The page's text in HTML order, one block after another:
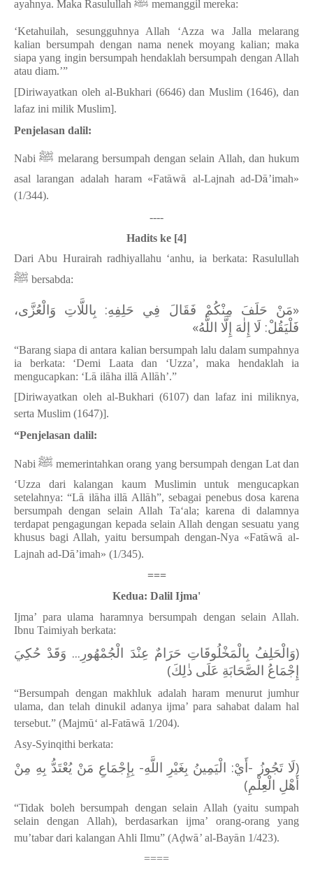
ayahnya. Maka Rasulullah memanggil mereka:
‘Ketahuilah, sesungguhnya Allah ‘Azza wa Jalla melarang
kalian bersumpah dengan nama nenek moyang kalian; maka
siapa yang ingin bersumpah hendaklah bersumpah dengan Allah
atau diam.’”
[Diriwayatkan oleh al-Bukhari (6646) dan Muslim (1646), dan
lafaz ini milik Muslim].
Penjelasan dalil:
Nabiﷺ melarang bersumpah dengan selain Allah, dan hukum
asal larangan adalah haram «Fatāwā al-Lajnah ad-Dā’imah»
(1/344).
----
Hadits ke [4]
Dari Abu Hurairah radhiyallahu ‘anhu, ia berkata: Rasulullah
ﷺ bersabda:
«مَنْ حَلَفَ مِنْكُمْ فَقَالَ فِي حَلِفِهِ: بِاللَّاتِ وَالْعُزَّى،
فَلْيَقُلْ: لَا إِلٰهَ إِلَّا اللَّهُ»
“Barang siapa di antara kalian bersumpah lalu dalam sumpahnya
ia berkata: ‘Demi Laata dan ‘Uzza’, maka hendaklah ia
mengucapkan: ‘Lā ilāha illā Allāh’.”
[Diriwayatkan oleh al-Bukhari (6107) dan lafaz ini miliknya,
serta Muslim (1647)].
“Penjelasan dalil:
Nabiﷺ memerintahkan orang yang bersumpah dengan Lat dan
‘Uzza dari kalangan kaum Muslimin untuk mengucapkan
setelahnya: “Lā ilāha illā Allāh”, sebagai penebus dosa karena
bersumpah dengan selain Allah Ta‘ala; karena di dalamnya
terdapat pengagungan kepada selain Allah dengan sesuatu yang
khusus bagi Allah, yaitu bersumpah dengan-Nya «Fatāwā al-
Lajnah ad-Dā’imah» (1/345).
===
Kedua: Dalil Ijma'
Ijma’ para ulama haramnya bersumpah dengan selain Allah.
Ibnu Taimiyah berkata:
(وَالْحَلِفُ بِالْمَخْلُوقَاتِ حَرَامٌ عِنْدَ الْجُمْهُورِ... وَقَدْ حُكِيَ
إِجْمَاعُ الصَّحَابَةِ عَلَى ذٰلِكَ)
“Bersumpah dengan makhluk adalah haram menurut jumhur
ulama, dan telah dinukil adanya ijma’ para sahabat dalam hal
tersebut.” (Majmū‘ al-Fatāwā 1/204).
Asy-Syinqithi berkata:
(لَا تَجُوزُ -أَيْ: الْيَمِينُ بِغَيْرِ اللَّهِ- بِإِجْمَاعِ مَنْ يُعْتَدُّ بِهِ مِنْ
أَهْلِ الْعِلْمِ)
“Tidak boleh bersumpah dengan selain Allah (yaitu sumpah
selain dengan Allah), berdasarkan ijma’ orang-orang yang
mu’tabar dari kalangan Ahli Ilmu” (Aḍwā’ al-Bayān 1/423).
====